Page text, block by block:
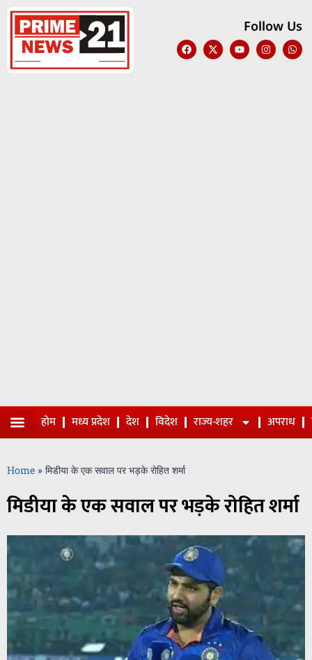
Follow Us
होम मध्य प्रदेश देश विदेश राज्य-शहर अपराध
Home » मिडीया के एक सवाल पर भड़के रोहित शर्मा
मिडीया के एक सवाल पर भड़के रोहित शर्मा